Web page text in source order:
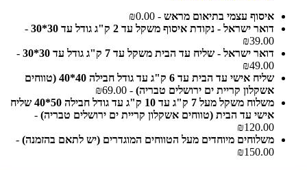
איסוף עצמי בתיאום מראש - ₪0.00
דואר ישראל - נקודת איסוף משקל עד 2 ק"ג גודל עד 30*30
-
₪39.00
דואר ישראל - שליח עד הבית משקל עד 7 ק"ג גודל עד 30*30
-
₪49.00
שליח אישי עד הבית עד 6 ק"ג עד גודל חבילה 40*40 (טווחים
אשקלון קריית ים ירושלים טבריה) - ₪69.00
משלוח משקל מעל 7 ק"ג עד 10 ק"ג עד גודל חבילה 50*40 שליח
אישי עד הבית (טווחים אשקלון קריית ים ירושלים טבריה) -
₪120.00
משלוחים מיוחדים מעל הטווחים המוגדרים (יש לתאם בהזמנה) -
₪150.00